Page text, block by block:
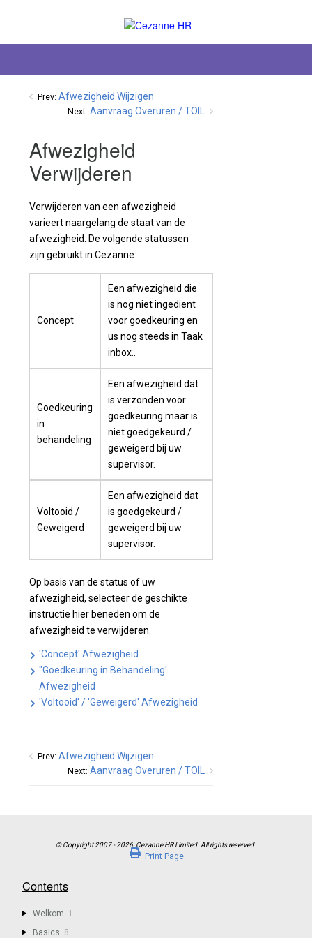
Prev: Afwezigheid Wijzigen
Next: Aanvraag Overuren / TOIL
Afwezigheid
Verwijderen
Verwijderen van een afwezigheid
varieert naargelang de staat van de
afwezigheid. De volgende statussen
zijn gebruikt in Cezanne:
Concept
Een afwezigheid die
is nog niet ingedient
voor goedkeuring en
us nog steeds in Taak
inbox..
Goedkeuring
in
behandeling
Een afwezigheid dat
is verzonden voor
goedkeuring maar is
niet goedgekeurd /
geweigerd bij uw
supervisor.
Voltooid /
Geweigerd
Een afwezigheid dat
is goedgekeurd /
geweigerd bij uw
supervisor.
Op basis van de status of uw
afwezigheid, selecteer de geschikte
instructie hier beneden om de
afwezigheid te verwijderen.
'Concept' Afwezigheid
"Goedkeuring in Behandeling'
Afwezigheid
'Voltooid' / 'Geweigerd' Afwezigheid
Prev: Afwezigheid Wijzigen
Next: Aanvraag Overuren / TOIL
Contents
Welkom 1
Basics 8
Print Page